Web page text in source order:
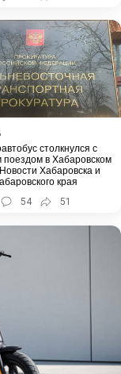
столкнулся с
поездом в Хабаровском
Хабаровска и
края
54 51